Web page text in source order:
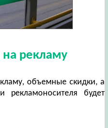
рекламу
объемные скидки, а
рекламоносителя будет